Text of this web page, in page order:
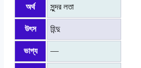
অর্থ সুন্দর লতা
উৎস হিন্দু
ভাগ্য —